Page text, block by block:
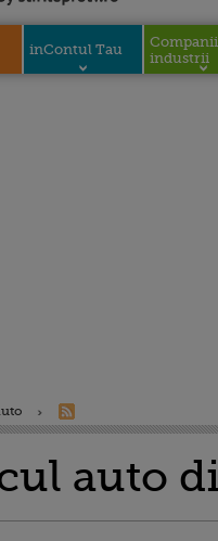
inContul Tau
industrii
auto